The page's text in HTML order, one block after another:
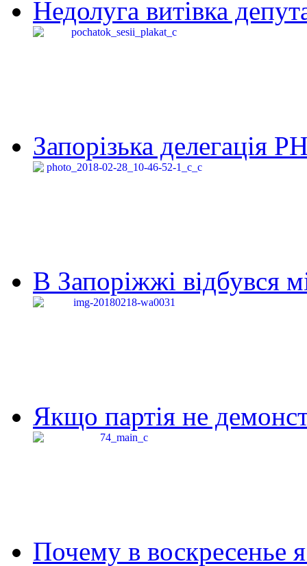
Недолуга витівка
Запорізька делегація
В Запоріжжі відбувся
Якщо партія не
Почему в воскресенье